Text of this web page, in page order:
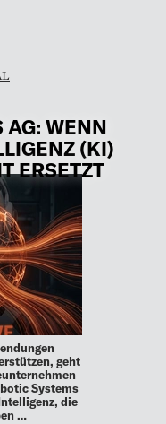
AG: WENN
(KI)
ERSETZT
geht
Systems
die
…